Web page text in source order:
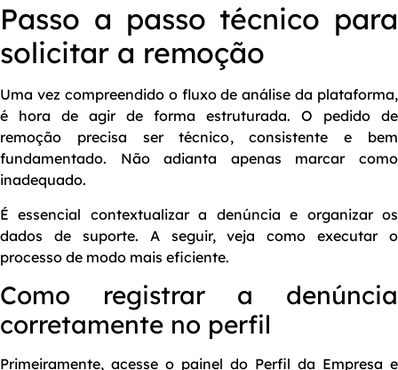
Passo a passo técnico para
solicitar a remoção
Uma vez compreendido o fluxo de análise da plataforma,
é hora de agir de forma estruturada. O pedido de
remoção precisa ser técnico, consistente e bem
fundamentado. Não adianta apenas marcar como
inadequado.
É essencial contextualizar a denúncia e organizar os
dados de suporte. A seguir, veja como executar o
processo de modo mais eficiente.
Como registrar a denúncia
corretamente no perfil
Primeiramente, acesse o painel do Perfil da Empresa e